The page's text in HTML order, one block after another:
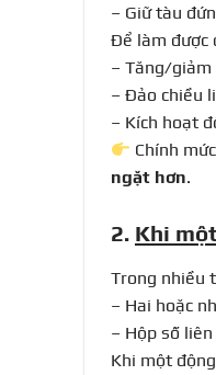
– Giữ tàu
Để làm được
– Tăng/
– Đảo chiều
– Kích hoạt
Chính
ngặt hơn.
2. Khi
Trong nhiều
– Hai hoặc
– Hộp số
Khi một